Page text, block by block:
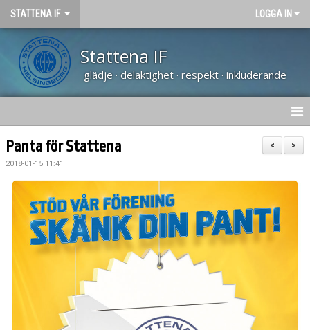
STATTENA IF LOGGA IN
Stattena IF
glädje · delaktighet · respekt · inkluderande
HEM
NYHETER
TRÄNARUTBILDNING SVFF D
OM KLUBBEN
>
<
Panta för Stattena
2018-01-15 11:41